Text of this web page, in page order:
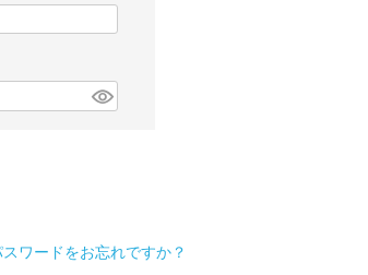
スワードをお忘れですか？